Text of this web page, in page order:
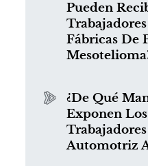
Pueden
Fábricas De
¿De Qué
Exponen Los
Automotriz